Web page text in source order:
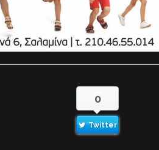
0
Twitter